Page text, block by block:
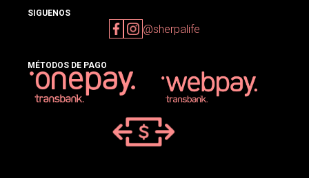
SIGUENOS
@sherpalife
MÉTODOS DE PAGO